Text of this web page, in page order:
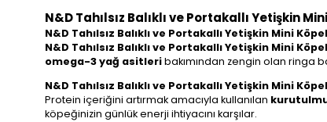
N&D Tahılsız Balıklı ve Portakallı Yetişkin
N&D Tahılsız Balıklı ve Portakallı Yetişkin Mini
N&D Tahılsız Balıklı ve Portakallı Yetişkin Mini
omega-3 yağ asitleribakımından zengin olan ringa
N&D Tahılsız Balıklı ve Portakallı Yetişkin Mini
Protein içeriğini artırmak amacıyla kullanılan
köpeğinizin günlük enerji ihtiyacını karşılar.